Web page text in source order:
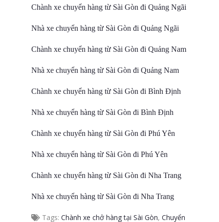
Chành xe chuyển hàng từ Sài Gòn đi Quảng Ngãi
Nhà xe chuyển hàng từ Sài Gòn đi Quảng Ngãi
Chành xe chuyển hàng từ Sài Gòn đi Quảng Nam
Nhà xe chuyển hàng từ Sài Gòn đi Quảng Nam
Chành xe chuyển hàng từ Sài Gòn đi Bình Định
Nhà xe chuyển hàng từ Sài Gòn đi Bình Định
Chành xe chuyển hàng từ Sài Gòn đi Phú Yên
Nhà xe chuyển hàng từ Sài Gòn đi Phú Yên
Chành xe chuyển hàng từ Sài Gòn đi Nha Trang
Nhà xe chuyển hàng từ Sài Gòn đi Nha Trang
Tags: Chành xe chở hàng tại Sài Gòn, Chuyển